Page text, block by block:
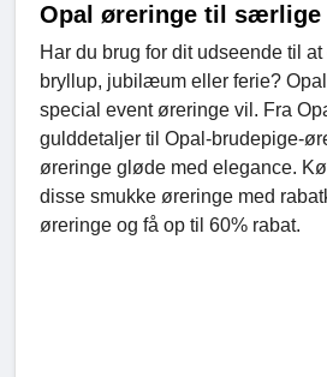
Opal øreringe til særlige
Har du brug for dit udseende til
bryllup, jubilæum eller ferie?
special event øreringe vil. Fra
gulddetaljer til Opal-brudepige-
øreringe gløde med elegance.
disse smukke øreringe med
øreringe og få op til 60% rabat.